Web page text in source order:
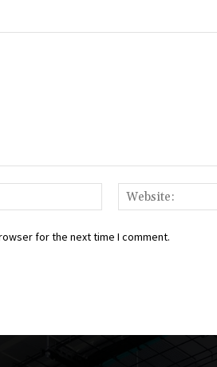
Email:*
for the next time I comment.